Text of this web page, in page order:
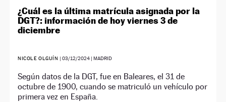
¿Cuál es la última matrícula asignada por la
DGT?: información de hoy viernes 3 de
diciembre
NICOLE OLGUÍN | 03/12/2024| MADRID
Según datos de la DGT, fue en Baleares, el 31 de
octubre de 1900, cuando se matriculó un vehículo por
primera vez en España.